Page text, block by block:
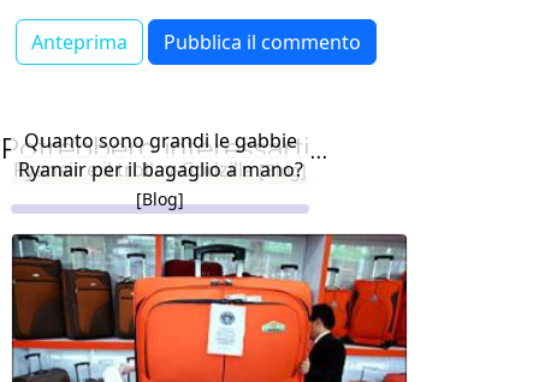
Potrebbero interessarti...
Ryanair e il trolley-Godzilla[Blog]
Quanto sono grandi le gabbie
Ryanair per il bagaglio a mano?
[Blog]